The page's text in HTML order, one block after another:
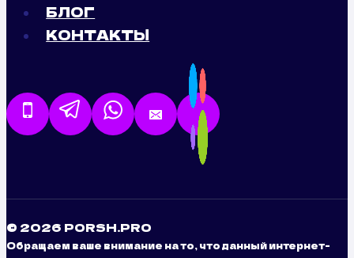
БЛОГ
КОНТАКТЫ
© 2026 PORSH.PRO
Обращаем ваше внимание на то, что данный интернет-